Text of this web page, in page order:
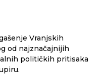
Vranjskih
od najznačajnijih
političkih pritisaka